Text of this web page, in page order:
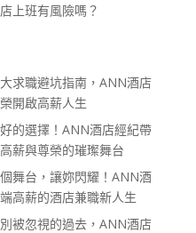
上班有風險嗎？
求職避坑指南，ANN酒店
開啟高薪人生
的選擇！ANN酒店經紀帶
薪與尊榮的璀璨舞台
舞台，讓妳閃耀！ANN酒
高薪的酒店兼職新人生
被忽視的過去，ANN酒店